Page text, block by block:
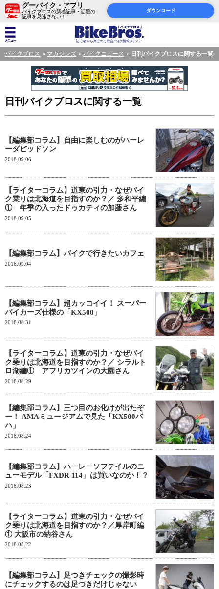
グーバイク・アプリ
バイクブロスの新着記事・話題の
記事を見逃さない！
ダウンロード
バイクブロス マガジンズ バイクニュース 日刊バイクブロスに関する一覧
日刊バイクブロスに関する一覧
【編集部コラム】自由に楽しむのがハーレ
ーダビッドソン
2018.09.06
【ライターコラム】道東の引力・なぜバイ
ク乗りは北海道を目指すのか？／ 多和平編
① 年季の入ったドゥカティの加藤さん
2018.09.05
【編集部コラム】バイクで行きたいカフェ
2018.09.04
【編集部コラム】超カッコイイ！ スーパー
バイカーズ仕様の「KX500」
2018.08.31
【ライターコラム】道東の引力・なぜバイ
ク乗りは北海道を目指すのか？／ シラルト
ロ湖編① アフリカツインの大園さん
2018.08.29
【編集部コラム】三つ目のお化けが出たぞ
ー！ AMAミュージアムで見た「KX500バ
ハ」
2018.08.24
【編集部コラム】ハーレーソフテイルのニ
ューモデル「FXDR 114」は買いなのか！？
2018.08.23
【ライターコラム】道東の引力・なぜバイ
ク乗りは北海道を目指すのか？／厚岸町編
① 大阪市の納谷さん
2018.08.22
【編集部コラム】足つきチェックの撮影時
にチェックするのは足つきだけじゃない